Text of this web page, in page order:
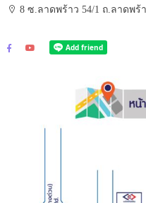
8 ซ.ลาดพร้าว 54/1 ถ.ลาดพร้